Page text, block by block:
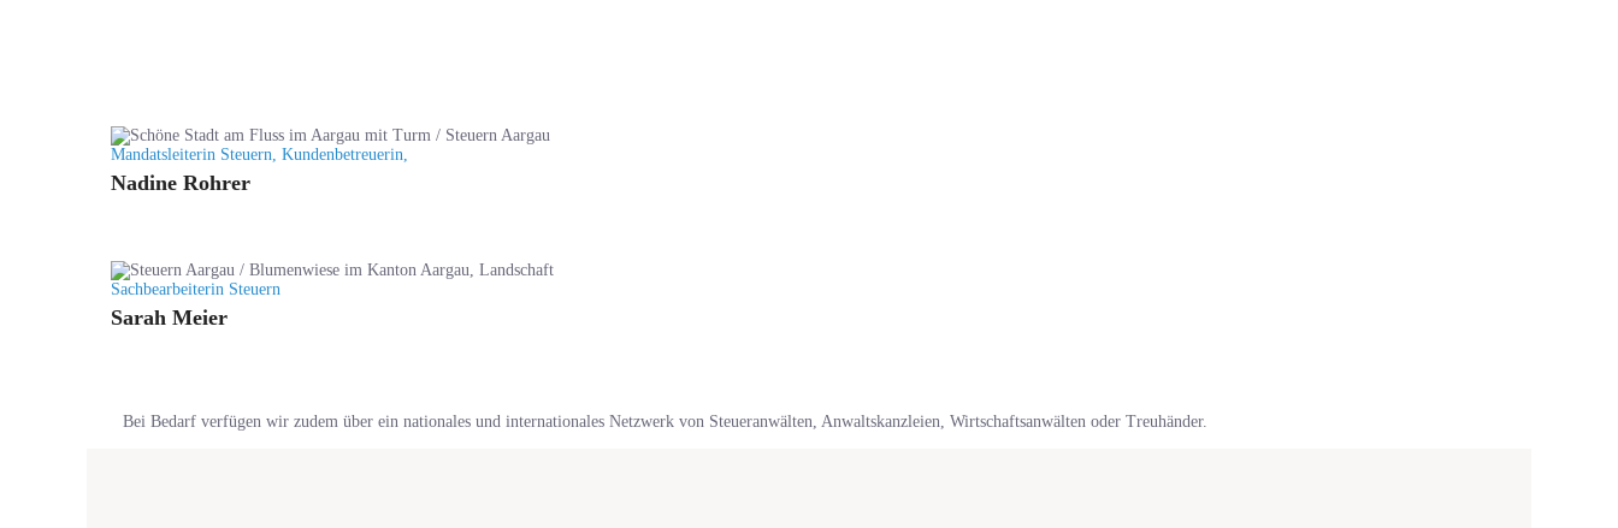
Mandatsleiterin Steuern, Kundenbetreuerin,
Nadine Rohrer
Sachbearbeiterin Steuern
Sarah Meier
Bei Bedarf verfügen wir zudem über ein nationales und internationales Netzwerk von Steueranwälten, Anwaltskanzleien, Wirtschaftsanwälten oder Treuhänder.